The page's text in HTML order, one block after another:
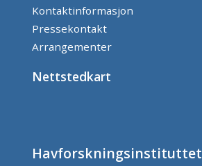
Kontaktinformasjon
Pressekontakt
Arrangementer
Nettstedkart
Havforskningsinstituttet